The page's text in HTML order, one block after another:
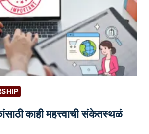
काही महत्त्वाची संकेतस्थळं